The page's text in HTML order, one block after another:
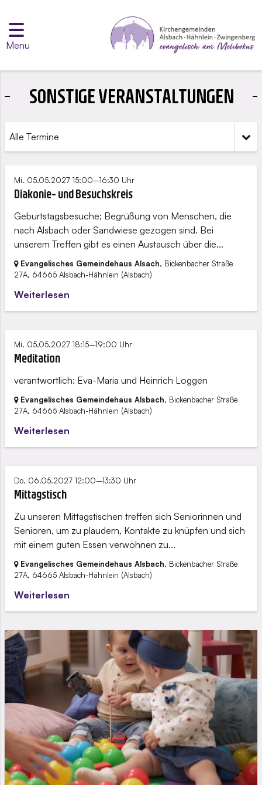
Menu
SONSTIGE VERANSTALTUNGEN
Alle Termine
Mi. 05.05.2027 15:00–16:30 Uhr
Diakonie- und Besuchskreis
Geburtstagsbesuche; Begrüßung von Menschen, die
nach Alsbach oder Sandwiese gezogen sind. Bei
unserem Treffen gibt es einen Austausch über die...
Evangelisches Gemeindehaus Alsach, Bickenbacher Straße
27A, 64665 Alsbach-Hähnlein (Alsbach)
Weiterlesen
Mi. 05.05.2027 18:15–19:00 Uhr
Meditation
verantwortlich: Eva-Maria und Heinrich Loggen
Evangelisches Gemeindehaus Alsbach, Bickenbacher Straße
27A, 64665 Alsbach-Hähnlein (Alsbach)
Weiterlesen
Do. 06.05.2027 12:00–13:30 Uhr
Mittagstisch
Zu unseren Mittagstischen treffen sich Seniorinnen und
Senioren, um zu plaudern, Kontakte zu knüpfen und sich
mit einem guten Essen verwöhnen zu...
Evangelisches Gemeindehaus Alsbach, Bickenbacher Straße
27A, 64665 Alsbach-Hähnlein (Alsbach)
Weiterlesen